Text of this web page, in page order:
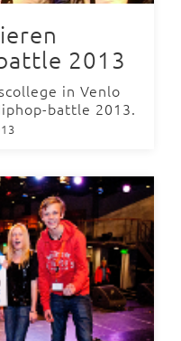
2013
in Venlo
battle 2013.